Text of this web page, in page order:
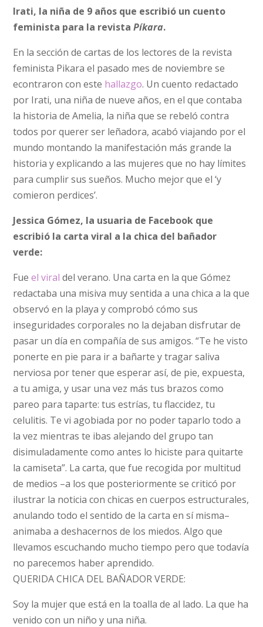
Irati, la niña de 9 años que escribió un cuento
feminista para la revistaPíkara.
En la sección de cartas de los lectores de la revista
feminista Pikara el pasado mes de noviembre se
econtraron con este hallazgo. Un cuento redactado
por Irati, una niña de nueve años, en el que contaba
la historia de Amelia, la niña que se rebeló contra
todos por querer ser leñadora, acabó viajando por el
mundo montando la manifestación más grande la
historia y explicando a las mujeres que no hay límites
para cumplir sus sueños. Mucho mejor que el ‘y
comieron perdices’.
Jessica Gómez, la usuaria de Facebook que
escribió la carta viral a la chica del bañador
verde:
Fueel viral del verano. Una carta en la que Gómez
redactaba una misiva muy sentida a una chica a la que
observó en la playa y comprobó cómo sus
inseguridades corporales no la dejaban disfrutar de
pasar un día en compañía de sus amigos. “Te he visto
ponerte en pie para ir a bañarte y tragar saliva
nerviosa por tener que esperar así, de pie, expuesta,
a tu amiga, y usar una vez más tus brazos como
pareo para taparte: tus estrías, tu flaccidez, tu
celulitis. Te vi agobiada por no poder taparlo todo a
la vez mientras te ibas alejando del grupo tan
disimuladamente como antes lo hiciste para quitarte
la camiseta”. La carta, que fue recogida por multitud
de medios –a los que posteriormente se criticó por
ilustrar la noticia con chicas en cuerpos estructurales,
anulando todo el sentido de la carta en sí misma–
animaba a deshacernos de los miedos. Algo que
llevamos escuchando mucho tiempo pero que todavía
no parecemos haber aprendido.
QUERIDA CHICA DEL BAÑADOR VERDE:
Soy la mujer que está en la toalla de al lado. La que ha
venido con un niño y una niña.